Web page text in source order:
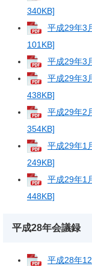
340KB]
平成29年3
101KB]
平成29年3
平成29年3
438KB]
平成29年2
354KB]
平成29年1
249KB]
平成29年1
448KB]
平成28年会議録
平成28年